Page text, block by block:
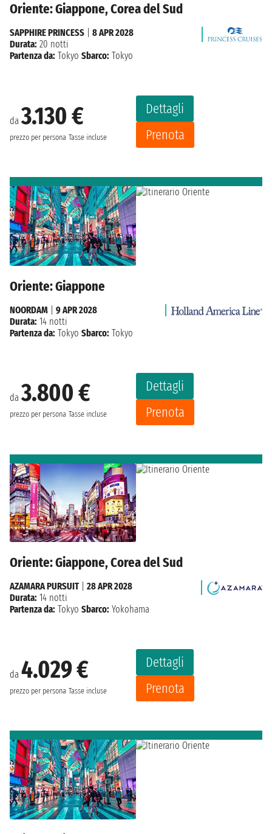
Oriente: Giappone, Corea del Sud
da3.130 €
prezzo per persona Tasse incluse
Dettagli
Prenota
SAPPHIRE PRINCESS
8 APR 2028
Durata: 20 notti
Partenza da: Tokyo Sbarco: Tokyo
Oriente: Giappone
da3.800 €
prezzo per persona Tasse incluse
Dettagli
Prenota
NOORDAM
9 APR 2028
Durata: 14 notti
Partenza da: Tokyo Sbarco: Tokyo
Oriente: Giappone, Corea del Sud
da 4.029 €
prezzo per persona Tasse incluse
Dettagli
Prenota
AZAMARA PURSUIT| 28 APR 2028
Durata: 14 notti
Partenza da: Tokyo Sbarco: Yokohama